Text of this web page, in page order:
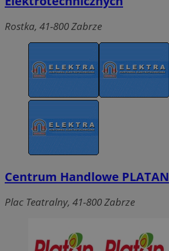
Rostka, 41-800 Zabrze
Centrum Handlowe PLATAN
Plac Teatralny, 41-800 Zabrze